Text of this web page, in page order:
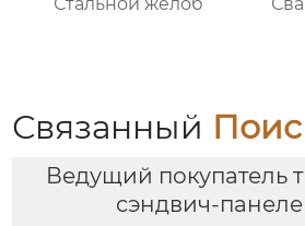
Связанный
Ведущий покупатель
сэндвич-